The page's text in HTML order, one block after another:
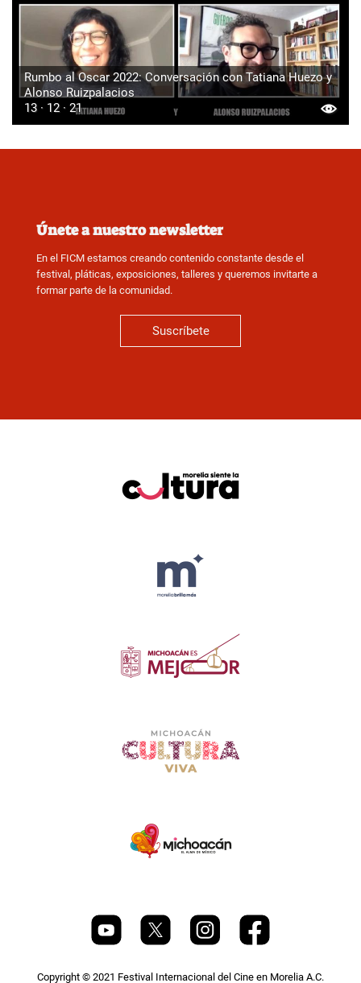
Rumbo al Oscar 2022: Conversación con Tatiana Huezo y
Alonso Ruizpalacios
13 · 12 · 21
Únete a nuestro newsletter
En el FICM estamos creando contenido constante desde el
festival, pláticas, exposiciones, talleres y queremos invitarte a
formar parte de la comunidad.
Suscríbete
Copyright © 2021 Festival Internacional del Cine en Morelia A.C.